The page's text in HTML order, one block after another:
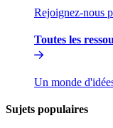
Rejoignez-nous
Toutes les
Un monde
Sujets populaires​​